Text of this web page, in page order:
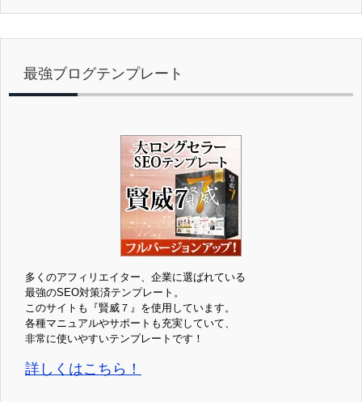
最強ブログテンプレート
多くのアフィリエイター、企業に選ばれている
最強のSEO対策済テンプレート。
このサイトも『賢威７』を使用しています。
各種マニュアルやサポートも充実していて、
非常に使いやすいテンプレートです！
詳しくはこちら！